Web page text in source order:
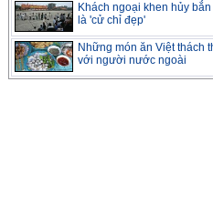
Khách ngoại khen hủy
là 'cử chỉ đẹp'
Những món ăn Việt thách
với người nước ngoài